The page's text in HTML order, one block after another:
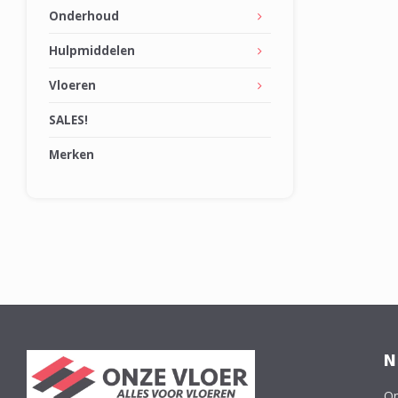
Onderhoud
Hulpmiddelen
Vloeren
SALES!
Merken